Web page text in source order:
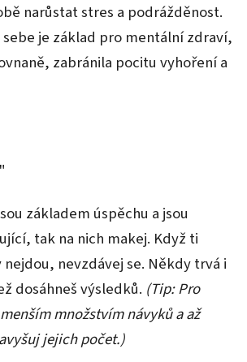
narůstat stres a podrážděnost.
sebe je základ pro mentální zdraví,
zabránila pocitu vyhoření a
základem úspěchu a jsou
tak na nich makej. Když ti
nevzdávej se. Někdy trvá i
dosáhneš výsledků. (Tip: Pro
množstvím návyků a až
jejich počet.)